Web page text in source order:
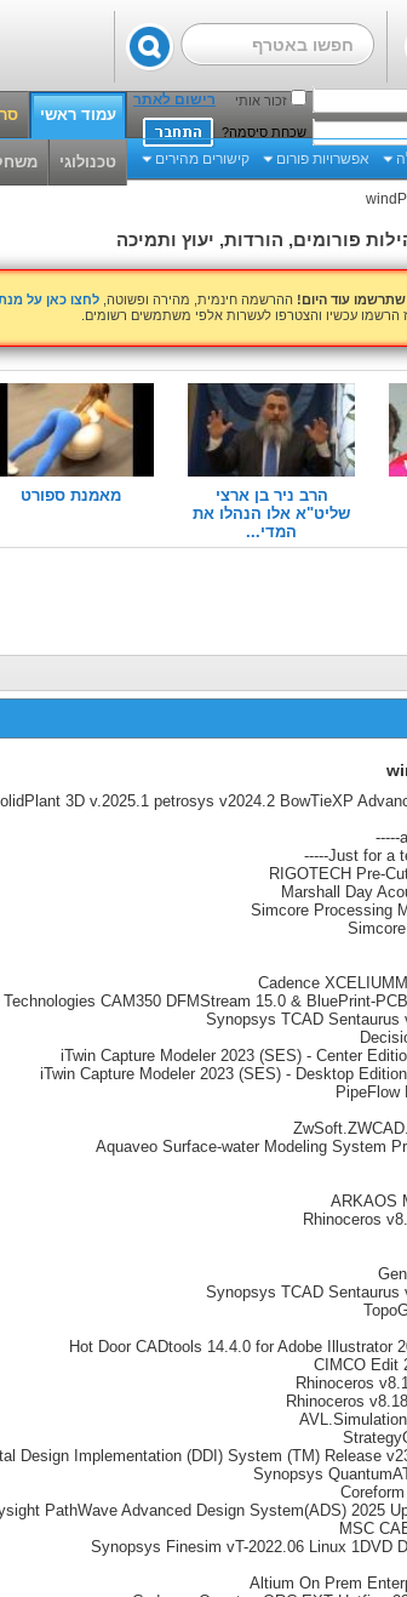
זכור אותי
רישום לאתר
שכחת סיסמה?
עמוד ראשי
אפשרויות פורום קישורים מהירים טכנולוגי
פורומים, הורדות, יעוץ ותמיכה
שתרשמו עוד היום! ההרשמה חינמית, מהירה ופשוטה, לחצו כאן על
הרשמו עכשיו והצטרפו לעשרות אלפי משתמשים רשומים.
הרב ניר בן ארצי
שליט"א אלו הנהלו את
המדי...
מאמנת ספורט
3D v.2025.1 petrosys v2024.2 BowTieXP
Just for a
RIGOTECH Pre-
Marshall Day
Simcore Processing
Cadence
Technologies CAM350 DFMStream 15.0 & BluePrint-
Synopsys TCAD Sentaurus
iTwin Capture Modeler 2023 (SES) - Center
iTwin Capture Modeler 2023 (SES) - Desktop
PipeFlow
Aquaveo Surface-water Modeling System
ARKAOS
Rhinoceros
Synopsys TCAD Sentaurus
Hot Door CADtools 14.4.0 for Adobe Illustrator
CIMCO Edit
Rhinoceros
Rhinoceros
Design Implementation (DDI) System (TM) Release
Synopsys
PathWave Advanced Design System(ADS) 2025
MSC
Synopsys Finesim vT-2022.06 Linux 1DVD
Altium On Prem